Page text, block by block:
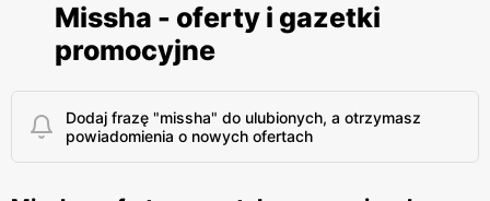
Missha - oferty i gazetki
promocyjne
Dodaj frazę "missha" do ulubionych, a otrzymasz
powiadomienia o nowych ofertach